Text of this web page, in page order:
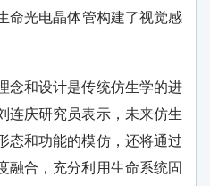
命光电晶体管构建了视觉感
念和设计是传统仿生学的进
连庆研究员表示， 未来仿生
态和功能的模仿，还将通过
融合，充分利用生命系统固